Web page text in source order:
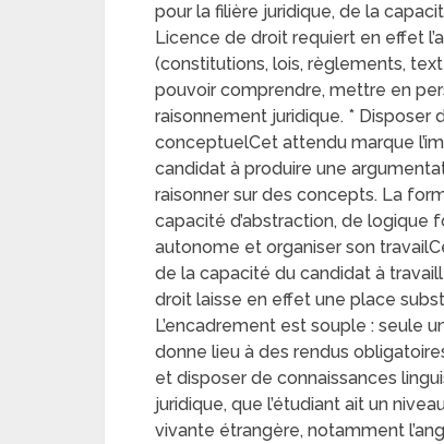
pour la filière juridique, de la
Licence de droit requiert en effet
(constitutions, lois, règlements,
pouvoir comprendre, mettre en
raisonnement juridique. * Disposer
conceptuelCet attendu marque
candidat à produire une
raisonner sur des concepts. La
capacité d’abstraction, de
autonome et organiser son
de la capacité du candidat à
droit laisse en effet une place
L’encadrement est souple : seule
donne lieu à des rendus
et disposer de connaissances
juridique, que l’étudiant ait un
vivante étrangère, notamment